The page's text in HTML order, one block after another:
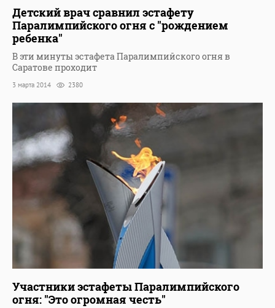
Детский врач сравнил эстафету
Паралимпийского огня с "рождением
ребенка"
В эти минуты эстафета Паралимпийского огня в
Саратове проходит
3 марта 2014 2380
Участники эстафеты Паралимпийского
огня: "Это огромная честь"